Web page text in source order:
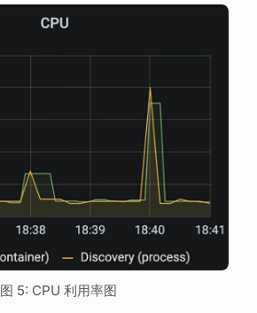
图 5: CPU 利用率图